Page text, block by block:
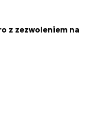
z zezwoleniem na